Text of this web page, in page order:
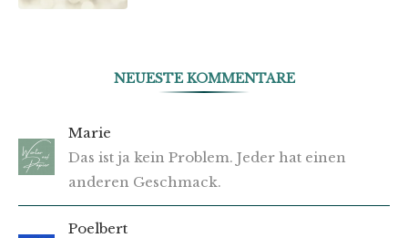
NEUESTE KOMMENTARE
Marie
Das ist ja kein Problem. Jeder hat einen
anderen Geschmack.
Poelbert